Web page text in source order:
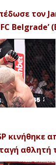
τον
Belgrade’
κινήθηκε
αθλητή